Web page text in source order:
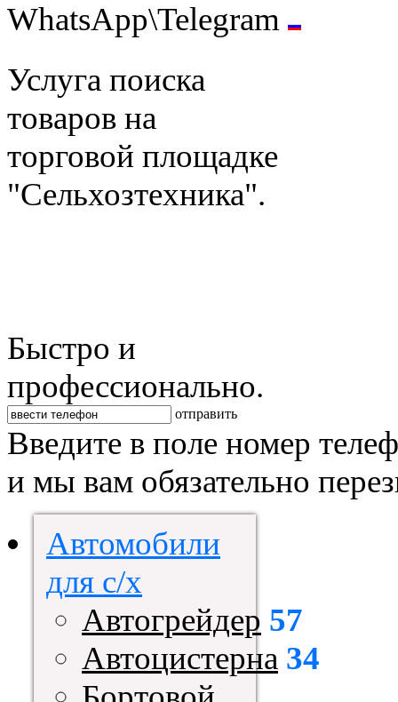
WhatsApp\Telegram
Услуга поиска
товаров на
торговой площадке
"Сельхозтехника".
Быстро и
профессионально.
отправить
Введите в поле номер
и мы вам обязательно
Автомобили
для с/х
Автогрейдер 57
Автоцистерна 34